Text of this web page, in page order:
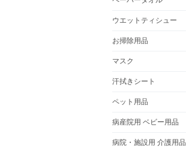
ウエットティシュー
お掃除用品
マスク
汗拭きシート
ペット用品
病産院用 ベビー用品
病院・施設用 介護用品